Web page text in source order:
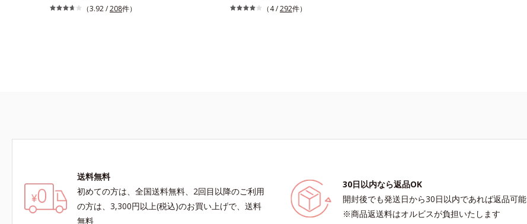
ジできるベースコートです。爪を保護して美爪を
（3.92 /208件）
（マニキュア）です。長い年月を経ても美しさが
コート」と組み合わせることで、いろいろな表情
酸化Al *2 レモングラス葉/茎エキス、マンダリン
オレンジ果皮エキス、センチフォリアバラ花エキ
ス、セイヨウミザクラ果実エキス、ブドウ葉エキ
ス、カミツレ花エキス（すべて保湿成分）
（4 /292件）
送料無料
初めての方は、全国送料無料、2回目以降のご利用
の方は、3,300円以上(税込)のお買い上げで、送料
無料
30日以内なら返品OK
開封後でも発送日から30日以内であれば返品可能
※商品返送料はオルビスが負担いたします